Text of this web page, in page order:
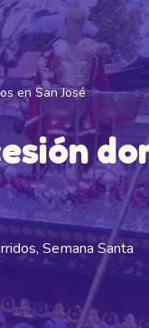
en San José
, Semana Santa